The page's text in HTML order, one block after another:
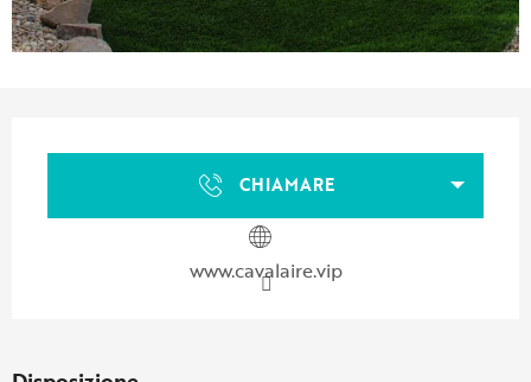
CHIAMARE
www.cavalaire.vip